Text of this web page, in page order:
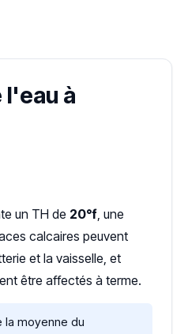
l'eau à
un TH de 20°f, une
calcaires peuvent
et la vaisselle, et
être affectés à terme.
la moyenne du